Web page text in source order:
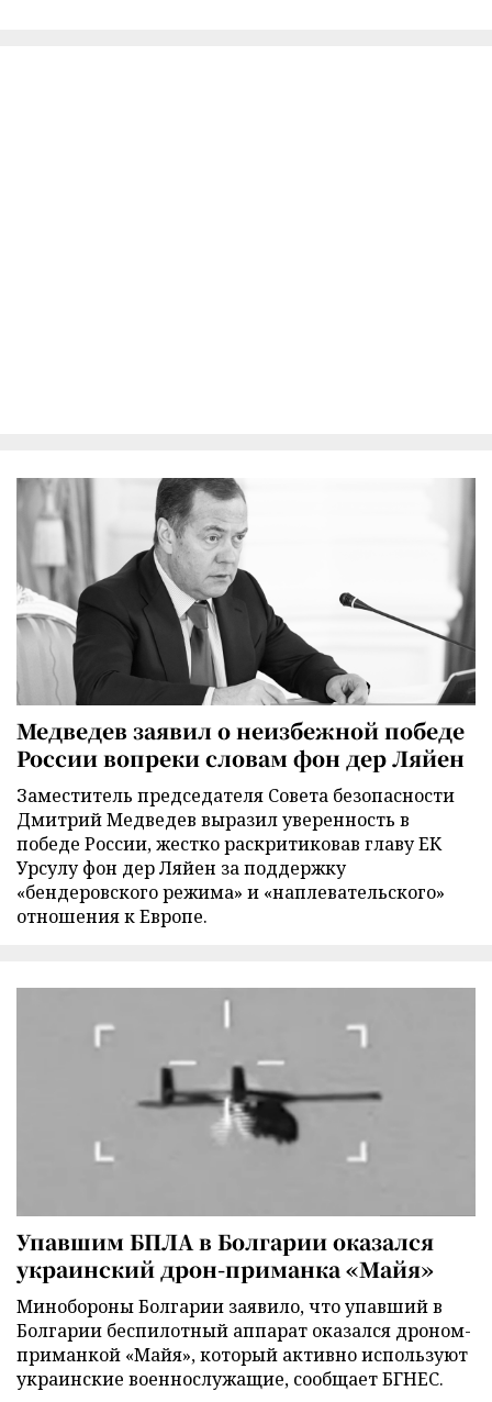
Медведев заявил о неизбежной победе
России вопреки словам фон дер Ляйен
Заместитель председателя Совета безопасности
Дмитрий Медведев выразил уверенность в
победе России, жестко раскритиковав главу ЕК
Урсулу фон дер Ляйен за поддержку
«бендеровского режима» и «наплевательского»
отношения к Европе.
Упавшим БПЛА в Болгарии оказался
украинский дрон-приманка «Майя»
Минобороны Болгарии заявило, что упавший в
Болгарии беспилотный аппарат оказался дроном-
приманкой «Майя», который активно используют
украинские военнослужащие, сообщает БГНЕС.